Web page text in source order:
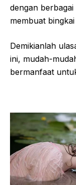
dengan
membuat
Demikianlah
ini, mudah-
bermanfaat